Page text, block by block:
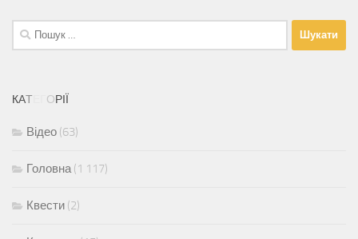
Пошук:
КАТ ОРІЇ
Відео (63)
Головна(1 117)
Квести (2)